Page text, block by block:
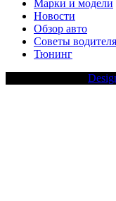
Марки и модели
Новости
Обзор авто
Советы
Тюнинг